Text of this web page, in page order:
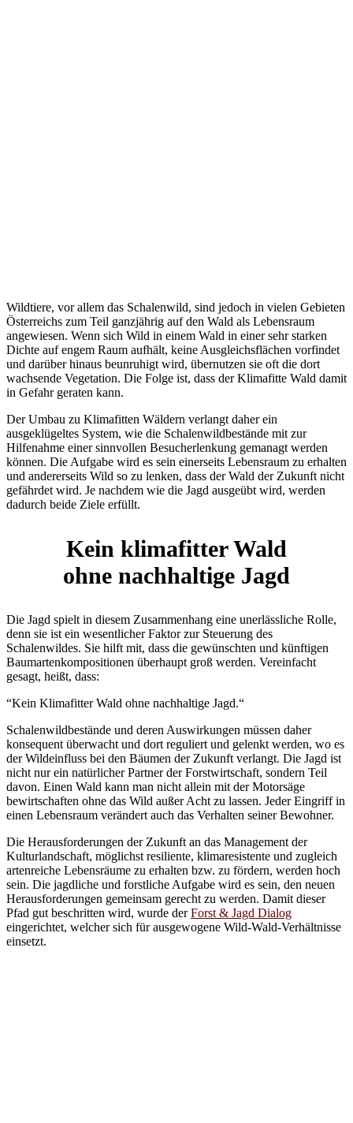
Wildtiere, vor allem das Schalenwild, sind jedoch in vielen Gebieten
Österreichs zum Teil ganzjährig auf den Wald als Lebensraum
angewiesen. Wenn sich Wild in einem Wald in einer sehr starken
Dichte auf engem Raum aufhält, keine Ausgleichsflächen vorfindet
und darüber hinaus beunruhigt wird, übernutzen sie oft die dort
wachsende Vegetation. Die Folge ist, dass der Klimafitte Wald damit
in Gefahr geraten kann.
Der Umbau zu Klimafitten Wäldern verlangt daher ein
ausgeklügeltes System, wie die Schalenwildbestände mit zur
Hilfenahme einer sinnvollen Besucherlenkung gemanagt werden
können. Die Aufgabe wird es sein einerseits Lebensraum zu erhalten
und andererseits Wild so zu lenken, dass der Wald der Zukunft nicht
gefährdet wird. Je nachdem wie die Jagd ausgeübt wird, werden
dadurch beide Ziele erfüllt.
Kein klimafitter Wald
ohne nachhaltige Jagd
Die Jagd spielt in diesem Zusammenhang eine unerlässliche Rolle,
denn sie ist ein wesentlicher Faktor zur Steuerung des
Schalenwildes. Sie hilft mit, dass die gewünschten und künftigen
Baumartenkompositionen überhaupt groß werden. Vereinfacht
gesagt, heißt, dass:
“Kein Klimafitter Wald ohne nachhaltige Jagd.“
Schalenwildbestände und deren Auswirkungen müssen daher
konsequent überwacht und dort reguliert und gelenkt werden, wo es
der Wildeinfluss bei den Bäumen der Zukunft verlangt. Die Jagd ist
nicht nur ein natürlicher Partner der Forstwirtschaft, sondern Teil
davon. Einen Wald kann man nicht allein mit der Motorsäge
bewirtschaften ohne das Wild außer Acht zu lassen. Jeder Eingriff in
einen Lebensraum verändert auch das Verhalten seiner Bewohner.
Die Herausforderungen der Zukunft an das Management der
Kulturlandschaft, möglichst resiliente, klimaresistente und zugleich
artenreiche Lebensräume zu erhalten bzw. zu fördern, werden hoch
sein. Die jagdliche und forstliche Aufgabe wird es sein, den neuen
Herausforderungen gemeinsam gerecht zu werden. Damit dieser
Pfad gut beschritten wird, wurde derForst & Jagd Dialog
eingerichtet, welcher sich für ausgewogene Wild-Wald-Verhältnisse
einsetzt.